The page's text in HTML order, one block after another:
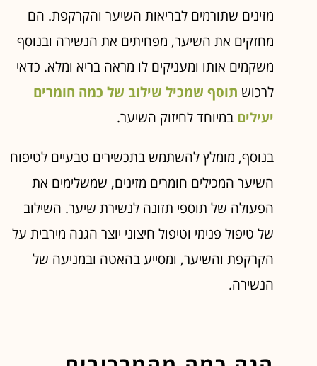
מזינים שתורמים לבריאות השיער והקרקפת. הם
מחזקים את השיער, מפחיתים את הנשירה ובנוסף
משקמים אותו ומעניקים לו מראה בריא ומלא. כדאי
לרכוש תוסף שמכיל שילוב של כמה חומרים
יעילים במיוחד לחיזוק השיער.
בנוסף, מומלץ להשתמש בתכשירים טבעיים לטיפוח
השיער המכילים חומרים מזינים, שמשלימים את
הפעולה של תוספי תזונה לנשירת שיער. השילוב
של טיפול פנימי וטיפול חיצוני יוצר הגנה מירבית על
הקרקפת והשיער, ומסייע בהאטה ובמניעה של
הנשירה.